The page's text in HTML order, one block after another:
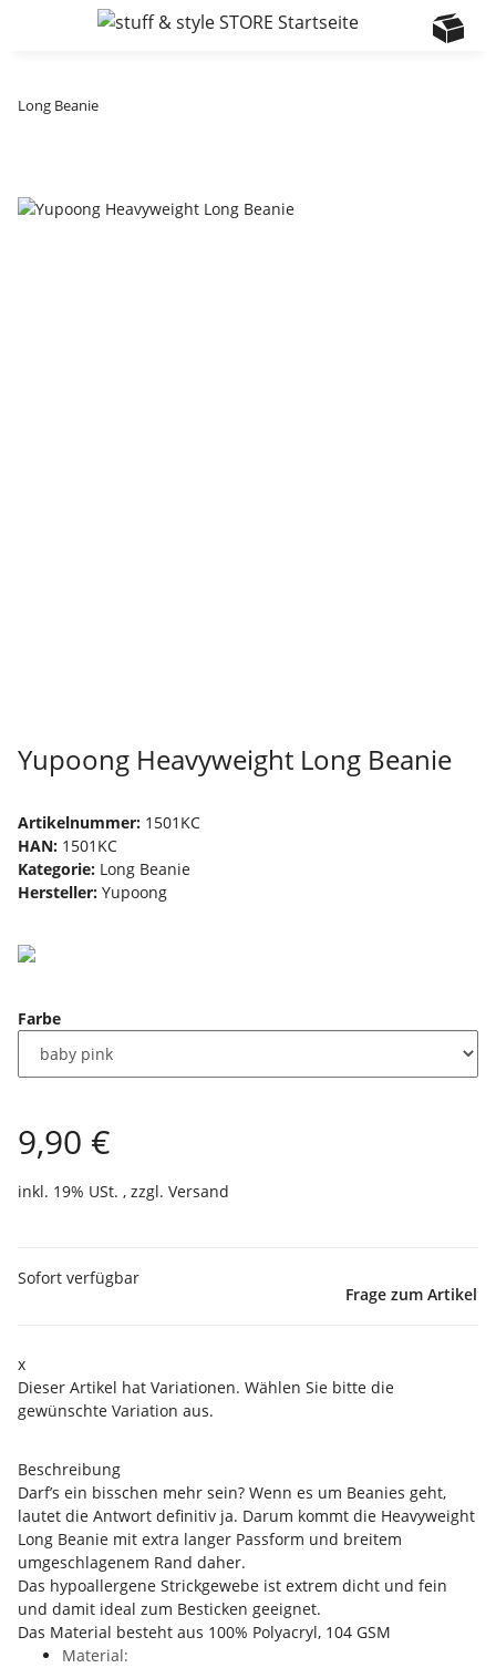
Long Beanie
Yupoong Heavyweight Long Beanie
Artikelnummer: 1501KC
HAN: 1501KC
Kategorie: Long Beanie
Hersteller: Yupoong
Farbe
9,90 €
inkl. 19% USt. , zzgl. Versand
Sofort verfügbar
Frage zum Artikel
x
Dieser Artikel hat Variationen. Wählen Sie bitte die
gewünschte Variation aus.
Beschreibung
Darf’s ein bisschen mehr sein? Wenn es um Beanies geht,
lautet die Antwort definitiv ja. Darum kommt die Heavyweight
Long Beanie mit extra langer Passform und breitem
umgeschlagenem Rand daher.
Das hypoallergene Strickgewebe ist extrem dicht und fein
und damit ideal zum Besticken geeignet.
Das Material besteht aus 100% Polyacryl, 104 GSM
Material: